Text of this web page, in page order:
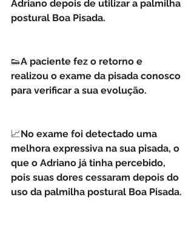
Adriano depois de utilizar a palmilha
postural Boa Pisada.
👟A paciente fez o retorno e
realizou o exame da pisada conosco
para verificar a sua evolução.
📈No exame foi detectado uma
melhora expressiva na sua pisada, o
que o Adriano já tinha percebido,
pois suas dores cessaram depois do
uso da palmilha postural Boa Pisada.